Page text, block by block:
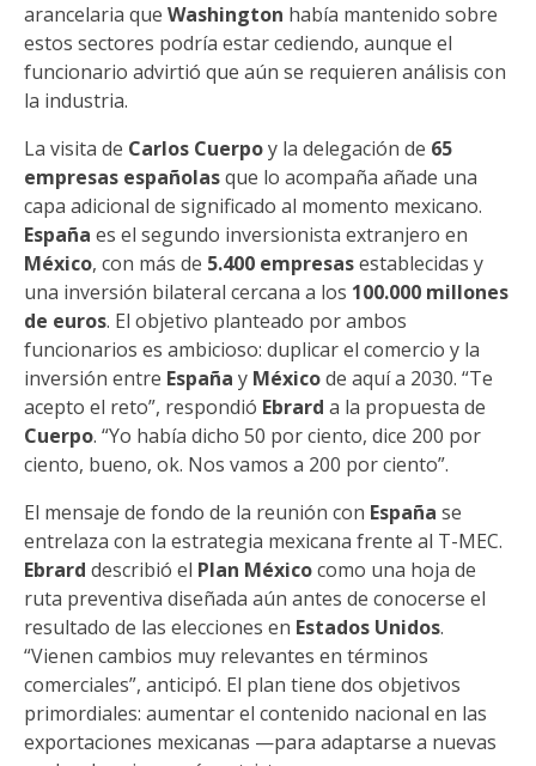
arancelaria que Washington había mantenido sobre
estos sectores podría estar cediendo, aunque el
funcionario advirtió que aún se requieren análisis con
la industria.
La visita de Carlos Cuerpoy la delegación de 65
empresas españolasque lo acompaña añade una
capa adicional de significado al momento mexicano.
España es el segundo inversionista extranjero en
México, con más de 5.400 empresasestablecidas y
una inversión bilateral cercana a los 100.000 millones
de euros. El objetivo planteado por ambos
funcionarios es ambicioso: duplicar el comercio y la
inversión entre España y Méxicode aquí a 2030. “Te
acepto el reto”, respondió Ebrard a la propuesta de
Cuerpo. “Yo había dicho 50 por ciento, dice 200 por
ciento, bueno, ok. Nos vamos a 200 por ciento”.
El mensaje de fondo de la reunión con España se
entrelaza con la estrategia mexicana frente al T-MEC.
Ebrard describió el Plan Méxicocomo una hoja de
ruta preventiva diseñada aún antes de conocerse el
resultado de las elecciones en Estados Unidos.
“Vienen cambios muy relevantes en términos
comerciales”, anticipó. El plan tiene dos objetivos
primordiales: aumentar el contenido nacional en las
exportaciones mexicanas —para adaptarse a nuevas